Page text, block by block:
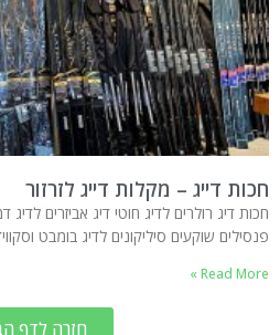
חכות דייג – מקלות דייג לזרזור
חכות דיג רולרים לדיג חוטי דיג אביזרים לדיג
פנסילים שוקעים סיליקונים לדיג בומבט
Read More »
חזרה לדף